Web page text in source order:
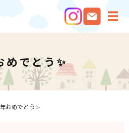
メ
めでとう✨
おめでとう✨